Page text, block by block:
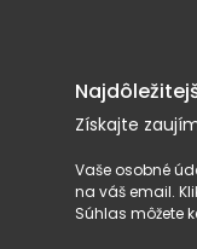
Získajte
Vaše osobné
na váš email.
Súhlas môžete